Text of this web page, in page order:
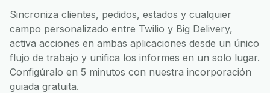
Sincroniza clientes, pedidos, estados y cualquier
campo personalizado entre Twilio y Big Delivery,
activa acciones en ambas aplicaciones desde un único
flujo de trabajo y unifica los informes en un solo lugar.
Configúralo en 5 minutos con nuestra incorporación
guiada gratuita.